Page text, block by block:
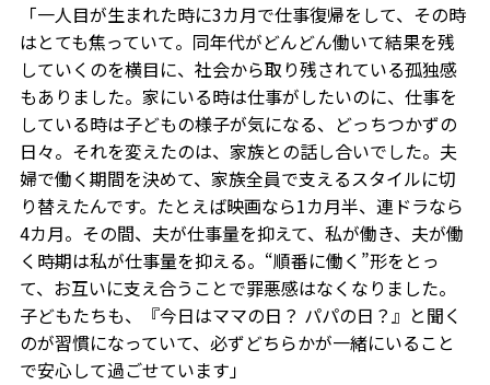
「一人目が生まれた時に3カ月で仕事復帰をして、その時
はとても焦っていて。同年代がどんどん働いて結果を残
していくのを横目に、社会から取り残されている孤独感
もありました。家にいる時は仕事がしたいのに、仕事を
している時は子どもの様子が気になる、どっちつかずの
日々。それを変えたのは、家族との話し合いでした。夫
婦で働く期間を決めて、家族全員で支えるスタイルに切
り替えたんです。たとえば映画なら1カ月半、連ドラなら
4カ月。その間、夫が仕事量を抑えて、私が働き、夫が働
く時期は私が仕事量を抑える。“順番に働く”形をとっ
て、お互いに支え合うことで罪悪感はなくなりました。
子どもたちも、『今日はママの日？ パパの日？』と聞く
のが習慣になっていて、必ずどちらかが一緒にいること
で安心して過ごせています」